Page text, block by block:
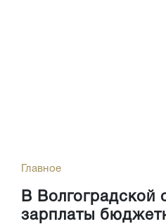
Главное
В Волгоградской
зарплаты